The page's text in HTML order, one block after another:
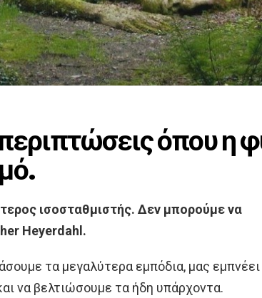
όπου η
ισοσταθμιστής. Δεν μπορούμε να
Heyerdahl.
τα μεγαλύτερα εμπόδια, μας εμπνέει
να βελτιώσουμε τα ήδη υπάρχοντα.